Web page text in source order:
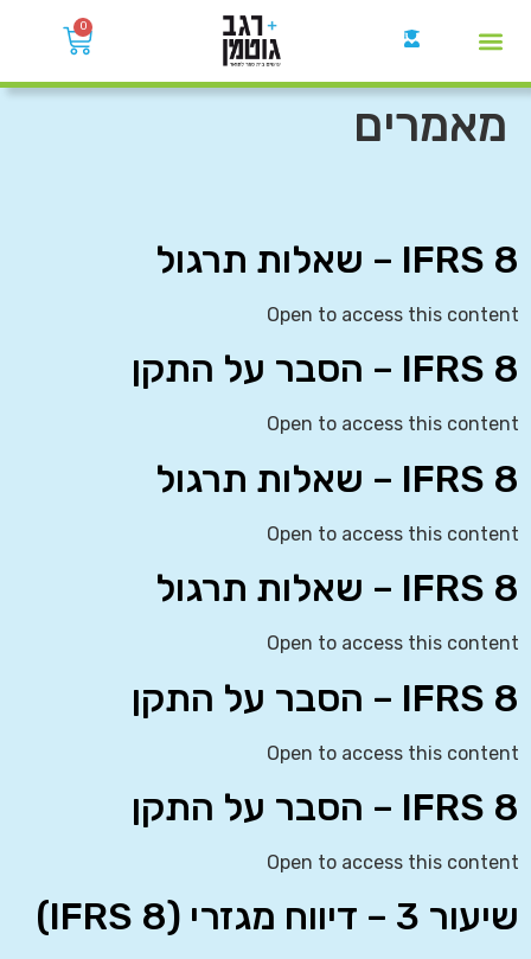
0
מאמרים
IFRS 8 – שאלות תרגול
Open to access this content
IFRS 8 – הסבר על התקן
Open to access this content
IFRS 8 – שאלות תרגול
Open to access this content
IFRS 8 – שאלות תרגול
Open to access this content
IFRS 8 – הסבר על התקן
Open to access this content
IFRS 8 – הסבר על התקן
Open to access this content
שיעור 3 – דיווח מגזרי (IFRS 8)